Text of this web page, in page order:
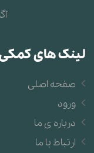
لینک های
صفحه اصلی
ورود
درباره ی ما
ارتباط با ما